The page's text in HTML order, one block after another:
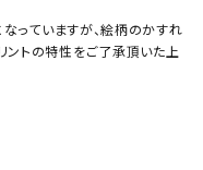
っていますが、絵柄のかすれ
ントの特性をご了承頂いた上